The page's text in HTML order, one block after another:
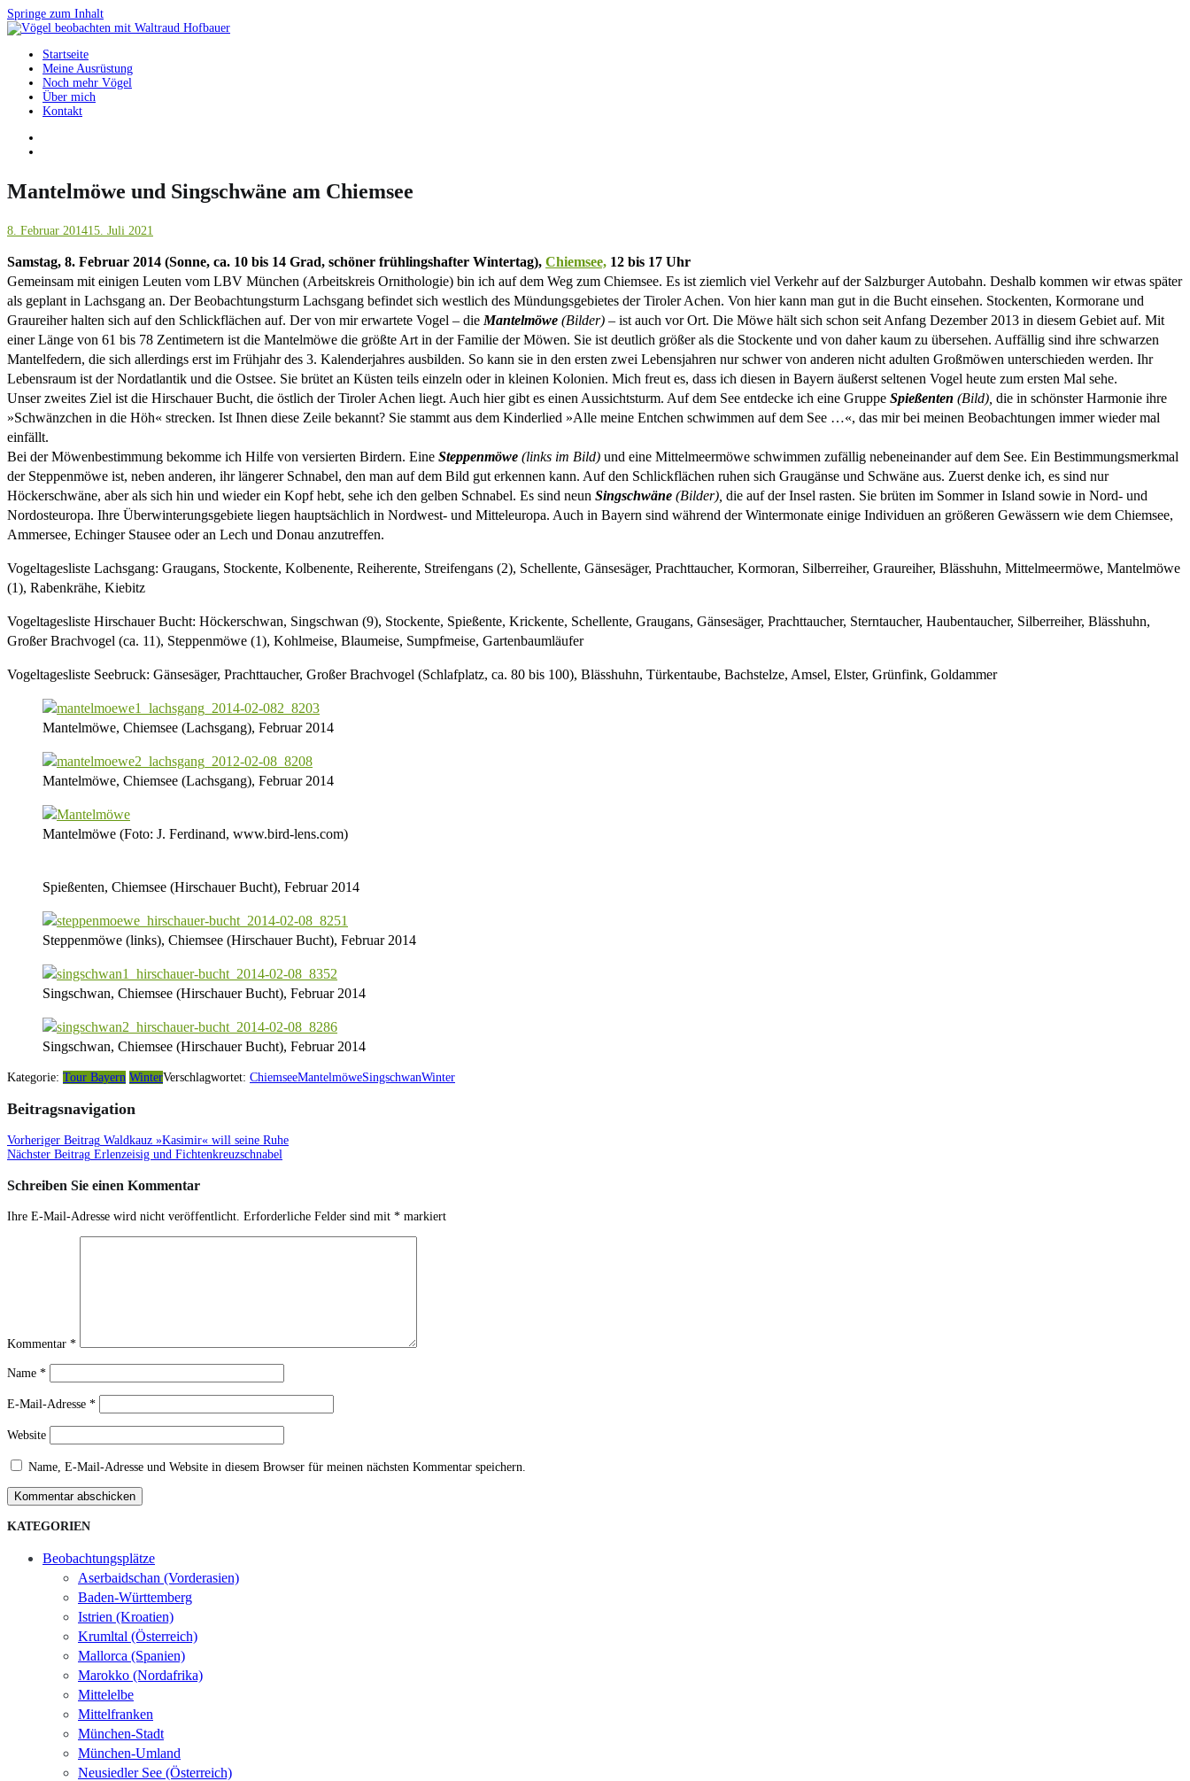
Springe zum Inhalt
Vögel beobachten mit Waltraud Hofbauer
Startseite
Meine Ausrüstung
Noch mehr Vögel
Über mich
Kontakt
Mantelmöwe und Singschwäne am Chiemsee
8. Februar 201415. Juli 2021
Samstag, 8. Februar 2014 (Sonne, ca. 10 bis 14 Grad, schöner frühlingshafter Wintertag), Chiemsee, 12 bis 17 Uhr
Gemeinsam mit einigen Leuten vom LBV München (Arbeitskreis Ornithologie) bin ich auf dem Weg zum Chiemsee. Es ist ziemlich viel Verkehr auf der Salzburger Autobahn. Deshalb kommen wir etwas später
als geplant in Lachsgang an. Der Beobachtungsturm Lachsgang befindet sich westlich des Mündungsgebietes der Tiroler Achen. Von hier kann man gut in die Bucht einsehen. Stockenten, Kormorane und
Graureiher halten sich auf den Schlickflächen auf. Der von mir erwartete Vogel – die Mantelmöwe (Bilder) – ist auch vor Ort. Die Möwe hält sich schon seit Anfang Dezember 2013 in diesem Gebiet auf. Mit
einer Länge von 61 bis 78 Zentimetern ist die Mantelmöwe die größte Art in der Familie der Möwen. Sie ist deutlich größer als die Stockente und von daher kaum zu übersehen. Auffällig sind ihre schwarzen
Mantelfedern, die sich allerdings erst im Frühjahr des 3. Kalenderjahres ausbilden. So kann sie in den ersten zwei Lebensjahren nur schwer von anderen nicht adulten Großmöwen unterschieden werden. Ihr
Lebensraum ist der Nordatlantik und die Ostsee. Sie brütet an Küsten teils einzeln oder in kleinen Kolonien. Mich freut es, dass ich diesen in Bayern äußerst seltenen Vogel heute zum ersten Mal sehe.
Unser zweites Ziel ist die Hirschauer Bucht, die östlich der Tiroler Achen liegt. Auch hier gibt es einen Aussichtsturm. Auf dem See entdecke ich eine Gruppe Spießenten (Bild), die in schönster Harmonie ihre
»Schwänzchen in die Höh« strecken. Ist Ihnen diese Zeile bekannt? Sie stammt aus dem Kinderlied »Alle meine Entchen schwimmen auf dem See …«, das mir bei meinen Beobachtungen immer wieder mal
einfällt.
Bei der Möwenbestimmung bekomme ich Hilfe von versierten Birdern. Eine Steppenmöwe (links im Bild) und eine Mittelmeermöwe schwimmen zufällig nebeneinander auf dem See. Ein Bestimmungsmerkmal
der Steppenmöwe ist, neben anderen, ihr längerer Schnabel, den man auf dem Bild gut erkennen kann. Auf den Schlickflächen ruhen sich Graugänse und Schwäne aus. Zuerst denke ich, es sind nur
Höckerschwäne, aber als sich hin und wieder ein Kopf hebt, sehe ich den gelben Schnabel. Es sind neun Singschwäne (Bilder), die auf der Insel rasten. Sie brüten im Sommer in Island sowie in Nord- und
Nordosteuropa. Ihre Überwinterungsgebiete liegen hauptsächlich in Nordwest- und Mitteleuropa. Auch in Bayern sind während der Wintermonate einige Individuen an größeren Gewässern wie dem Chiemsee,
Ammersee, Echinger Stausee oder an Lech und Donau anzutreffen.
Vogeltagesliste Lachsgang: Graugans, Stockente, Kolbenente, Reiherente, Streifengans (2), Schellente, Gänsesäger, Prachttaucher, Kormoran, Silberreiher, Graureiher, Blässhuhn, Mittelmeermöwe, Mantelmöwe
(1), Rabenkrähe, Kiebitz
Vogeltagesliste Hirschauer Bucht: Höckerschwan, Singschwan (9), Stockente, Spießente, Krickente, Schellente, Graugans, Gänsesäger, Prachttaucher, Sterntaucher, Haubentaucher, Silberreiher, Blässhuhn,
Großer Brachvogel (ca. 11), Steppenmöwe (1), Kohlmeise, Blaumeise, Sumpfmeise, Gartenbaumläufer
Vogeltagesliste Seebruck: Gänsesäger, Prachttaucher, Großer Brachvogel (Schlafplatz, ca. 80 bis 100), Blässhuhn, Türkentaube, Bachstelze, Amsel, Elster, Grünfink, Goldammer
Mantelmöwe, Chiemsee (Lachsgang), Februar 2014
Mantelmöwe, Chiemsee (Lachsgang), Februar 2014
Mantelmöwe (Foto: J. Ferdinand, www.bird-lens.com)
Spießenten, Chiemsee (Hirschauer Bucht), Februar 2014
Steppenmöwe (links), Chiemsee (Hirschauer Bucht), Februar 2014
Singschwan, Chiemsee (Hirschauer Bucht), Februar 2014
Singschwan, Chiemsee (Hirschauer Bucht), Februar 2014
Kategorie: Tour Bayern WinterVerschlagwortet: ChiemseeMantelmöweSingschwanWinter
Beitragsnavigation
Vorheriger Beitrag Waldkauz »Kasimir« will seine Ruhe
Nächster Beitrag Erlenzeisig und Fichtenkreuzschnabel
Schreiben Sie einen Kommentar
Ihre E-Mail-Adresse wird nicht veröffentlicht. Erforderliche Felder sind mit * markiert
Kommentar *
Name *
E-Mail-Adresse *
Website
Name, E-Mail-Adresse und Website in diesem Browser für meinen nächsten Kommentar speichern.
Kommentar abschicken
KATEGORIEN
Beobachtungsplätze
Aserbaidschan (Vorderasien)
Baden-Württemberg
Istrien (Kroatien)
Krumltal (Österreich)
Mallorca (Spanien)
Marokko (Nordafrika)
Mittelelbe
Mittelfranken
München-Stadt
München-Umland
Neusiedler See (Österreich)